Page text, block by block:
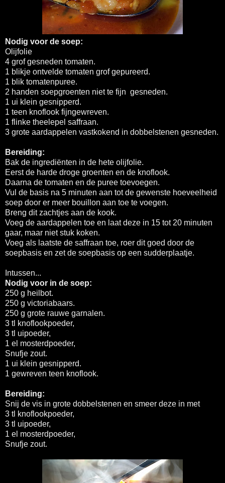
Nodig voor de soep:
Olijfolie
4 grof gesneden tomaten.
1 blikje ontvelde tomaten grof gepureerd.
1 blik tomatenpuree.
2 handen soepgroenten niet te fijn gesneden.
1 ui klein gesnipperd.
1 teen knoflook fijngewreven.
1 flinke theelepel saffraan.
3 grote aardappelen vastkokend in dobbelstenen gesneden.
Bereiding:
Bak de ingrediënten in de hete olijfolie.
Eerst de harde droge groenten en de knoflook.
Daarna de tomaten en de puree toevoegen.
Vul de basis na 5 minuten aan tot de gewenste hoeveelheid
soep door er meer bouillon aan toe te voegen.
Breng dit zachtjes aan de kook.
Voeg de aardappelen toe en laat deze in 15 tot 20 minuten
gaar, maar niet stuk koken.
Voeg als laatste de saffraan toe, roer dit goed door de
soepbasis en zet de soepbasis op een sudderplaatje.
Intussen...
Nodig voor in de soep:
250 g heilbot.
250 g victoriabaars.
250 g grote rauwe garnalen.
3 tl knoflookpoeder,
3 tl uipoeder,
1 el mosterdpoeder,
Snufje zout.
1 ui klein gesnipperd.
1 gewreven teen knoflook.
Bereiding:
Snij de vis in grote dobbelstenen en smeer deze in met
3 tl knoflookpoeder,
3 tl uipoeder,
1 el mosterdpoeder,
Snufje zout.